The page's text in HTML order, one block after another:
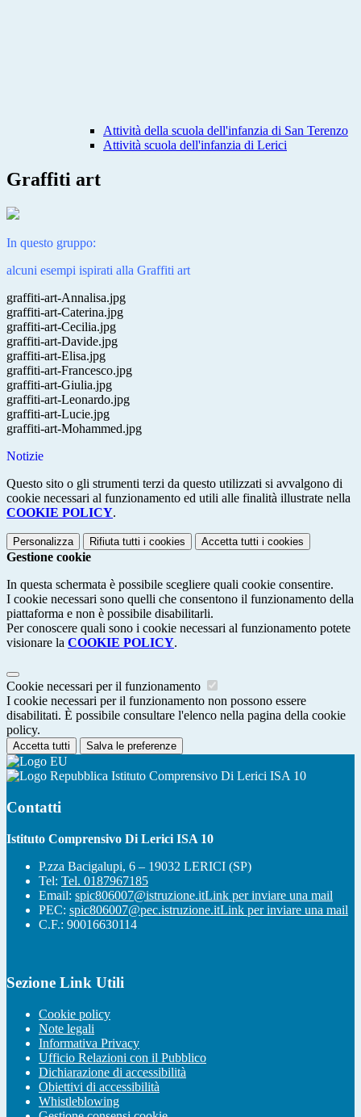
Attività della scuola dell'infanzia di San Terenzo
Attività scuola dell'infanzia di Lerici
Graffiti art
In questo gruppo:
alcuni esempi ispirati alla Graffiti art
graffiti-art-Annalisa.jpg
graffiti-art-Caterina.jpg
graffiti-art-Cecilia.jpg
graffiti-art-Davide.jpg
graffiti-art-Elisa.jpg
graffiti-art-Francesco.jpg
graffiti-art-Giulia.jpg
graffiti-art-Leonardo.jpg
graffiti-art-Lucie.jpg
graffiti-art-Mohammed.jpg
Notizie
Questo sito o gli strumenti terzi da questo utilizzati si avvalgono di
cookie necessari al funzionamento ed utili alle finalità illustrate nella
COOKIE POLICY.
Personalizza Rifiuta tutti i cookies Accetta tutti i cookies
Gestione cookie
In questa schermata è possibile scegliere quali cookie consentire.
I cookie necessari sono quelli che consentono il funzionamento della
piattaforma e non è possibile disabilitarli.
Per conoscere quali sono i cookie necessari al funzionamento potete
visionare la COOKIE POLICY.
Cookie necessari per il funzionamento
I cookie necessari per il funzionamento non possono essere
disabilitati. È possibile consultare l'elenco nella pagina della cookie
policy.
Accetta tutti Salva le preferenze
Istituto Comprensivo Di Lerici ISA 10
Contatti
Istituto Comprensivo Di Lerici ISA 10
P.zza Bacigalupi, 6 – 19032 LERICI (SP)
Tel: Tel. 0187967185
Email: spic806007@istruzione.itLink per inviare una mail
PEC: spic806007@pec.istruzione.itLink per inviare una mail
C.F.: 90016630114
Sezione Link Utili
Cookie policy
Note legali
Informativa Privacy
Ufficio Relazioni con il Pubblico
Dichiarazione di accessibilità
Obiettivi di accessibilità
Whistleblowing